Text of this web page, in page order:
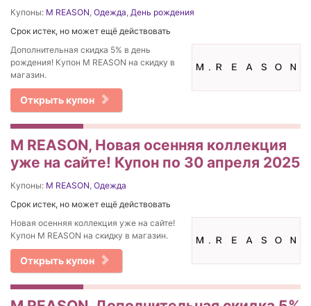
Купоны: M REASON, Одежда, День рождения
Срок истек, но может ещё действовать
Дополнительная скидка 5% в день
рождения! Купон M REASON на скидку в
магазин.
Открыть купон
M REASON, Новая осенняя коллекция
уже на сайте! Купон по 30 апреля 2025
Купоны: M REASON, Одежда
Срок истек, но может ещё действовать
Новая осенняя коллекция уже на сайте!
Купон M REASON на скидку в магазин.
Открыть купон